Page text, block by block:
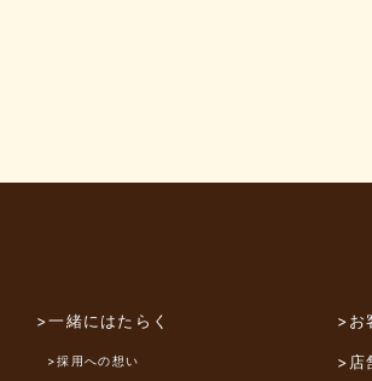
>一緒にはたらく
>採用への想い
>お
>店